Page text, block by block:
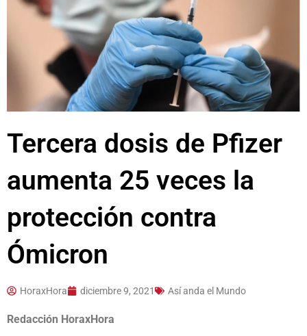
Tercera dosis de Pfizer
aumenta 25 veces la
protección contra
Ómicron
HoraxHora diciembre 9, 2021 Así anda el Mundo
Redacción HoraxHora